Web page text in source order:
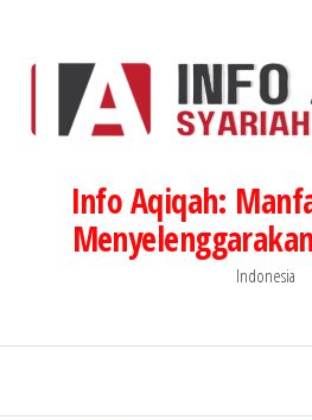
Info Aqiqah:
Indonesia